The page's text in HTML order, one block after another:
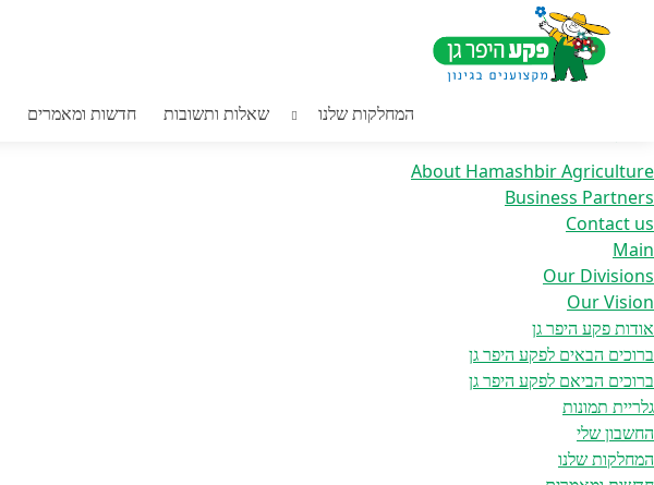
כדי
לעבור
לאזור
תוכן
מרכזי
המחלקות שלנו שאלות ותשובות חדשות ומאמרים
/ אריזות לחקלאות
About Hamashbir Agriculture
Business Partners
Contact us
Main
Our Divisions
Our Vision
אודות פקע היפר גן
ברוכים הבאים לפקע היפר גן
ברוכים הביאם לפקע היפר גן
גלריית תמונות
החשבון שלי
המחלקות שלנו